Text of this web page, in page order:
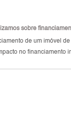
sobre
de um imóvel
no financiamento